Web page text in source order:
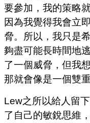
要參加，我的策略
因為我覺得我會立
脅。所以，我只是
夠盡可能長時間地
了一個威脅，但我
那就會像是一個雙
Lew之所以給人留
了自己的敏銳思維